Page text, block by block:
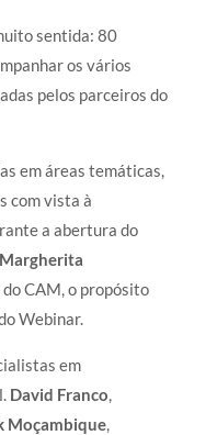
sentida: 80
os vários
pelos parceiros do
em áreas temáticas,
com vista à
a abertura do
Margherita
CAM, o propósito
Webinar.
em
David Franco
Moçambique,